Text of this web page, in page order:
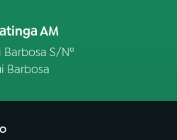
AM
Barbosa S/Nº
Barbosa